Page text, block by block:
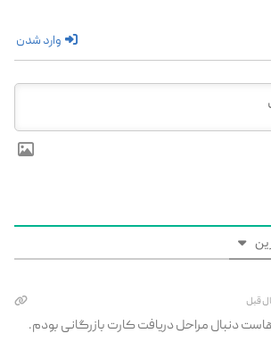
وارد شدن
دنبال مراحل دریافت کارت بازرگانی بودم.